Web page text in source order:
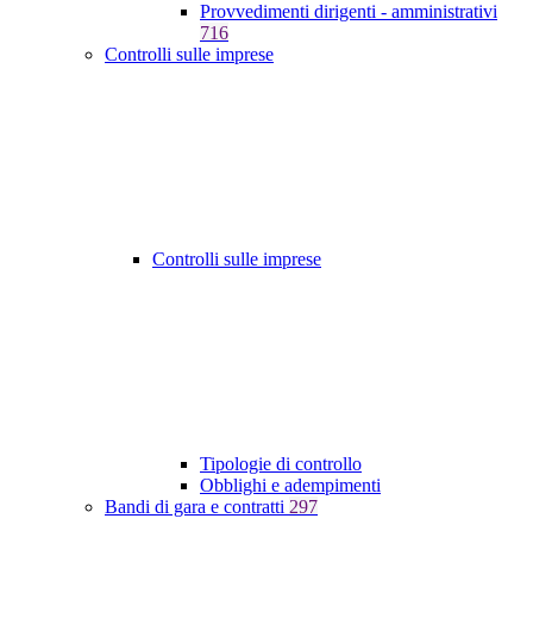
Provvedimenti dirigenti - amministrativi
716
Controlli sulle imprese
Controlli sulle imprese
Tipologie di controllo
Obblighi e adempimenti
Bandi di gara e contratti 297